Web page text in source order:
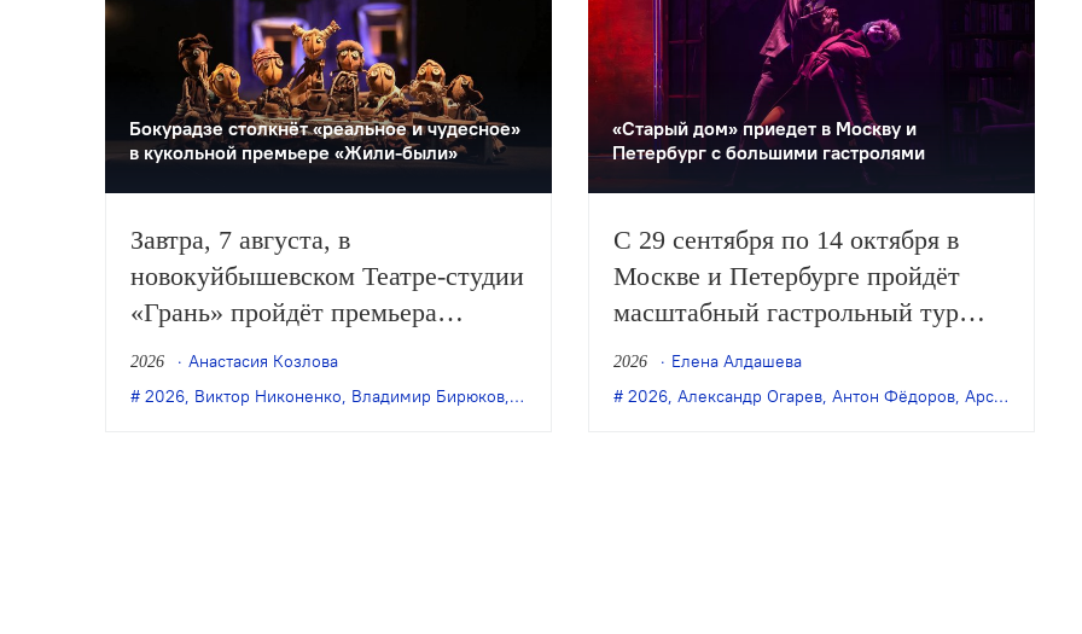
Бокурадзе столкнëт «реальное и чудесное»
в кукольной премьере «Жили-были»
Завтра, 7 августа, в
новокуйбышевском Театре-студии
«Грань» пройдёт премьера
спектакля Дениса Бокурадзе
«Жили-были» по пьесе
2026
Анастасия Козлова
2026, Виктор Никоненко, Владимир Бирюков, Грань Денис Бокурадзе,Новокуйбышевск,премьера,театр кукол
«Старый дом» приедет в Москву и
Петербург с большими гастролями
С 29 сентября по 14 октября в
Москве и Петербурге пройдёт
масштабный гастрольный тур
новосибирского «Старого дома».
Театр представит пять спектаклей
2026
Елена Алдашева
2026, Александр Огарев, Антон Фёдоров, Арсений Мещеряков